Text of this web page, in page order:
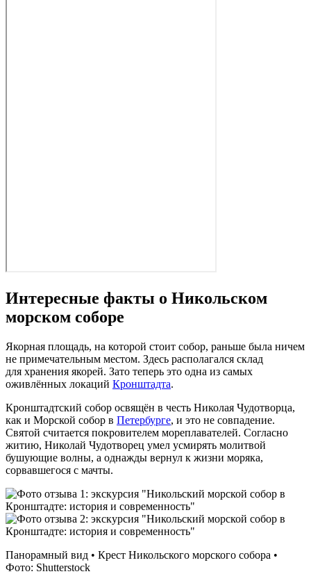
Интересные факты о Никольском
морском соборе
Якорная площадь, на которой стоит собор, раньше была ничем
не примечательным местом. Здесь располагался склад
для хранения якорей. Зато теперь это одна из самых
оживлённых локаций Кронштадта.
Кронштадтский собор освящён в честь Николая Чудотворца,
как и Морской собор в Петербурге, и это не совпадение.
Святой считается покровителем мореплавателей. Согласно
житию, Николай Чудотворец умел усмирять молитвой
бушующие волны, а однажды вернул к жизни моряка,
сорвавшегося с мачты.
Панорамный вид • Крест Никольского морского собора •
Фото: Shutterstock